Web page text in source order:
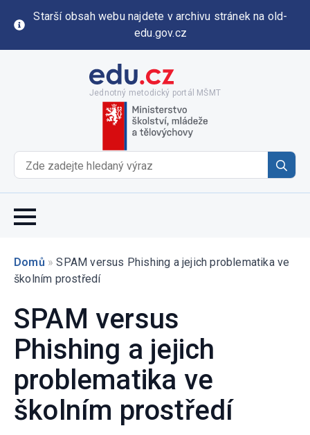
Starší obsah webu najdete v archivu stránek na old-
edu.gov.cz
Jednotný metodický portál MŠMT
for:
Domů » SPAM versus Phishing a jejich problematika ve
školním prostředí
SPAM versus
Phishing a jejich
problematika ve
školním prostředí